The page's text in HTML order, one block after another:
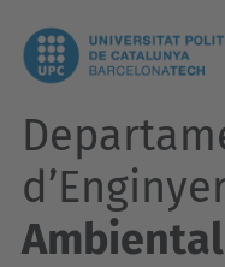
Ambiental